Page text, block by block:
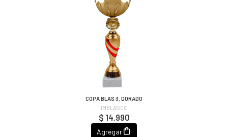
COPA BLAS 3, DORADO
IMBLASCO
$ 14.990
Agregar